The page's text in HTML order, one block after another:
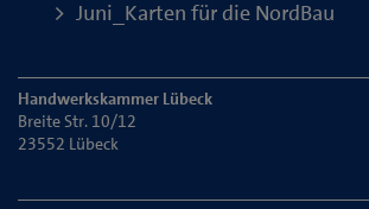
Juni_Karten für die NordBau
Handwerkskammer Lübeck
Breite Str. 10/12
23552 Lübeck